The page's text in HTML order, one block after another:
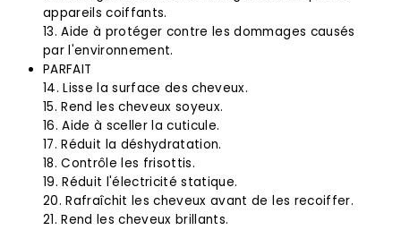
appareils coiffants.
13. Aide à protéger contre les dommages causés
par l'environnement.
PARFAIT
14. Lisse la surface des cheveux.
15. Rend les cheveux soyeux.
16. Aide à sceller la cuticule.
17. Réduit la déshydratation.
18. Contrôle les frisottis.
19. Réduit l'électricité statique.
20. Rafraîchit les cheveux avant de les recoiffer.
21. Rend les cheveux brillants.